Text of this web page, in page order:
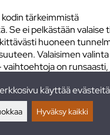
tärkeimmistä
Se ei pelkästään valaise
huoneen
Valaisimen
on runsaasti,
käyttää
Hyväksy kaikki